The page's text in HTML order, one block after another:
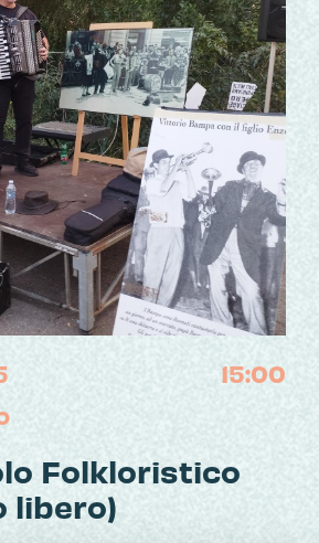
15:00
Folkloristico
libero)